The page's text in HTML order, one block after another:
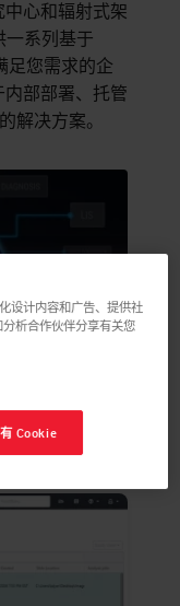
心和辐射式架
一系列基于
足您需求的企
部部署、托管
解决方案。
设计内容和广告、提供社
析合作伙伴分享有关您
Cookie